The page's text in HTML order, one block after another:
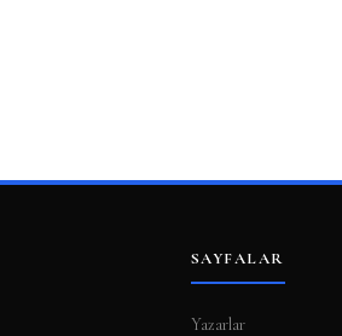
SAYFALAR
Yazarlar